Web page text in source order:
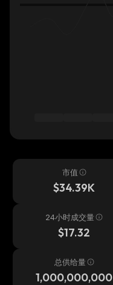
市值
$34.39K
24小时成交量
$17.32
总供给量
1,000,000,000